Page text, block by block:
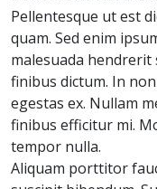
Pellentesque ut est
quam. Sed enim
malesuada
finibus dictum. In
egestas ex. Nullam
finibus efficitur mi.
tempor nulla.
Aliquam porttitor